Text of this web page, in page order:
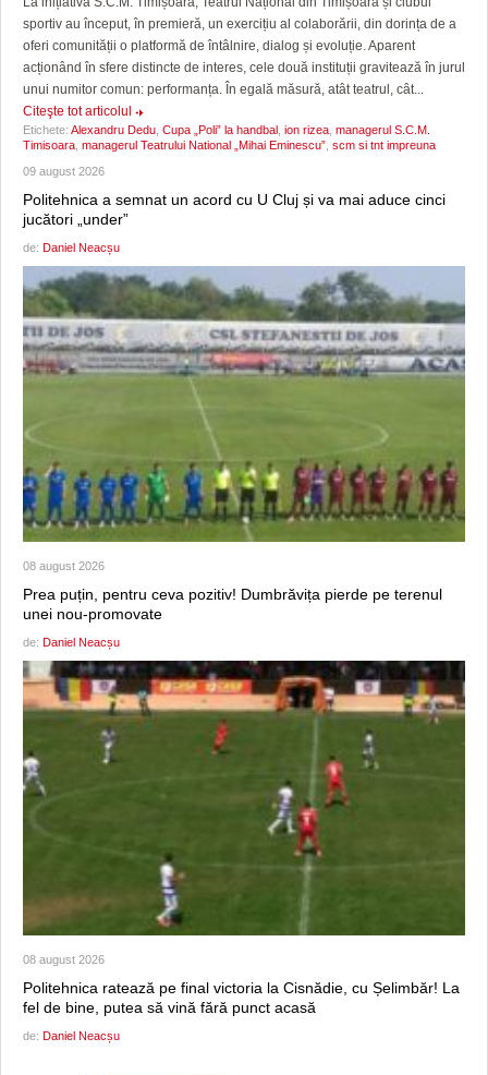
sportiv au început, în premieră, un exercițiu al colaborării, din dorința de a
oferi comunității o platformă de întâlnire, dialog și evoluție. Aparent
acționând în sfere distincte de interes, cele două instituții gravitează în jurul
unui numitor comun: performanța. În egală măsură, atât teatrul, cât...
Citeşte tot articolul
Etichete: Alexandru Dedu Cupa „Poli” la handbal ion rizea managerul S.C.M.
Timisoara managerul Teatrului National „Mihai Eminescu” scm si tnt impreuna
09 august 2026
Politehnica a semnat un acord cu U Cluj și va mai aduce cinci
jucători „under”
de: Daniel Neacșu
08 august 2026
Prea puțin, pentru ceva pozitiv! Dumbrăvița pierde pe terenul
unei nou-promovate
de: Daniel Neacșu
08 august 2026
Politehnica ratează pe final victoria la Cisnădie, cu Șelimbăr! La
fel de bine, putea să vină fără punct acasă
de: Daniel Neacșu